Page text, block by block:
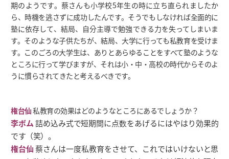
期のようです。蔡さんも小学校5年生の時に立ち直られましたか
ら、時機を逃さずに成功したんです。そうでもしなければ全面的に
塾に依存して、結局、自分主導で勉強できる力を失ってしまいま
す。そのような子供たちが、結局、大学に行っても私教育を受けま
す。このごろの大学生は、ありとあらゆることをすべて塾のような
ところに行って学びますが、それは小・中・高校の時代からそのよ
うに慣らされてきたと考えるべきです。
権台仙私教育の効果はどのようなところにあるでしょうか？
李ボム詰め込み式で短期間に点数をあげるにはやはり効果的
です（笑）。
権台仙蔡さんは一度私教育をさせて、これではいけないと思